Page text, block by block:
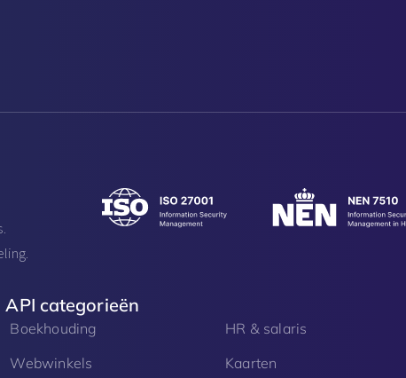
API categorieën
Boekhouding
Webwinkels
HR & salaris
Kaarten